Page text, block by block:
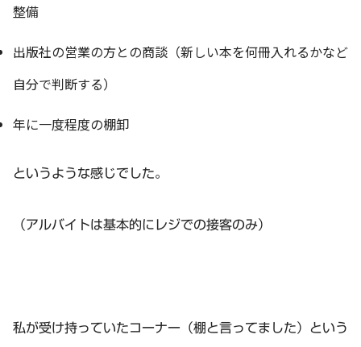
整備
出版社の営業の方との商談（新しい本を何冊入れるかなど
自分で判断する）
年に一度程度の棚卸
というような感じでした。
（アルバイトは基本的にレジでの接客のみ）
私が受け持っていたコーナー（棚と言ってました）という